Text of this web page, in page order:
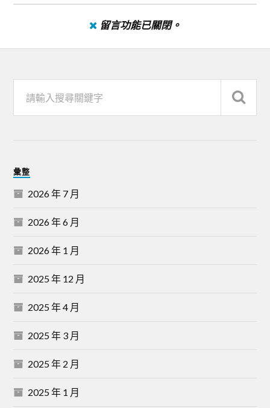
留言功能已關閉。
彙整
2026 年 7 月
2026 年 6 月
2026 年 1 月
2025 年 12 月
2025 年 4 月
2025 年 3 月
2025 年 2 月
2025 年 1 月